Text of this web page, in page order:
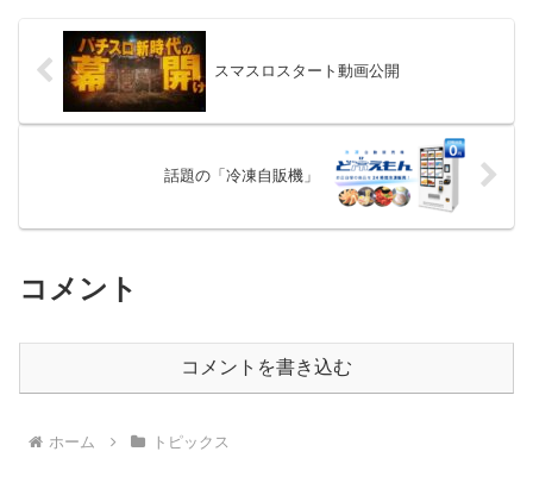
スマスロスタート動画公開
話題の「冷凍自販機」
コメント
コメントを書き込む
ホーム トピックス